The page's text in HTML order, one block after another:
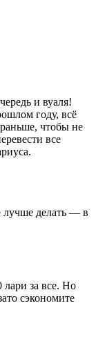
и вуаля!
году, всё
чтобы не
все
лучше делать — в
за все. Но
сэкономите